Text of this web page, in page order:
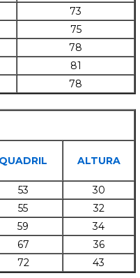
73
75
78
81
78
QUADRIL ALTURA
53
30
55
32
59
34
67
36
72 43